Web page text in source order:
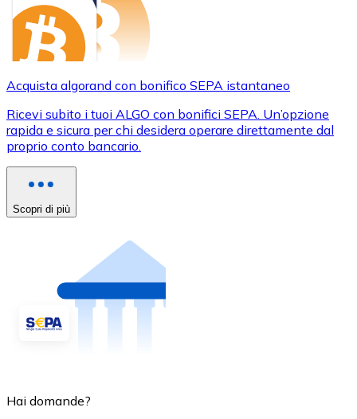
Acquista algorand con bonifico SEPA istantaneo
Ricevi subito i tuoi ALGO con bonifici SEPA. Un’opzione
rapida e sicura per chi desidera operare direttamente dal
proprio conto bancario.
Scopri di più
Hai domande?